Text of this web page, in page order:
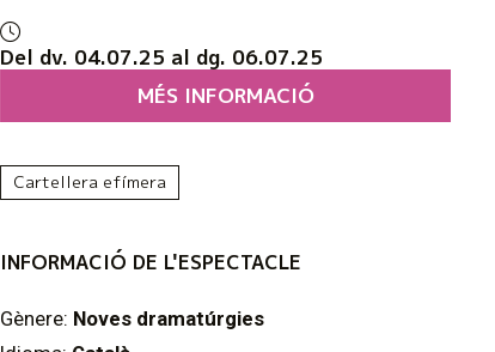
Del dv. 04.07.25 al dg. 06.07.25
MÉS INFORMACIÓ
Cartellera efímera
INFORMACIÓ DE L'ESPECTACLE
Gènere: Noves dramatúrgies